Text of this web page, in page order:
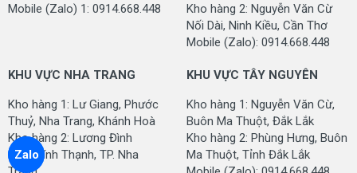
HT0116 HT0809
Mobile (Zalo) 1: 0914.668.448
Kho hàng 2: Nguyễn Văn Cừ
Nối Dài, Ninh Kiều, Cần Thơ
Mobile (Zalo): 0914.668.448
KHU VỰC NHA TRANG
Kho hàng 1: Lư Giang, Phước
Thuỷ, Nha Trang, Khánh Hoà
Kho hàng 2: Lương Đình
Của, Vĩnh Thạnh, TP. Nha
KHU VỰC TÂY NGUYÊN
Kho hàng 1: Nguyễn Văn Cừ,
Buôn Ma Thuột, Đắk Lắk
Kho hàng 2: Phùng Hưng, Buôn
Ma Thuột, Tỉnh Đắk Lắk
Zalo